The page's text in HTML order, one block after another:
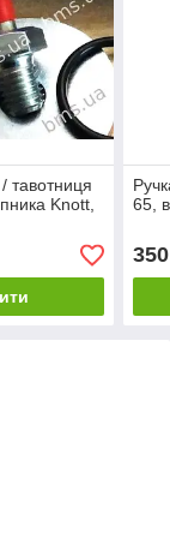
тавотниця
Knott,
65,
350